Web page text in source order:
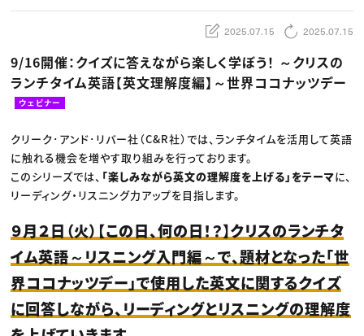
ディレクション
ゲームクリエイター
クリエイターインタビュー
C＆R Magazine
ニュース・トレンド トップ
Web
映像
ゲーム・エンタメ
広告
CREATIVE VILLAGEからのお知らせ
プロフェッショナル×つながる×メディア
2025.07.15 2025.07.15
9/16開催：クイズに答えながら楽しく学ぼう！ ～クリスの
ランチタイム英語【英文理解度編】～世界ココナッツデー
ウェビナー
クリーク･アンド･リバー社（C&R社）では、ランチタイムを活用して英語
に触れる機会を増やす取り組みを行っております。
このシリーズでは、 「楽しみながら英文の理解度を上げる」をテーマに、
リーディング・リスニング力アップを目指します。
９月２日（火）【この日、何の日！？】クリスのランチタ
イム英語～リスニング入門編～で、題材となった「世
界ココナッツデー」で使用した英文に関するクイズ
に回答しながら、リーディングとリスニングの理解度